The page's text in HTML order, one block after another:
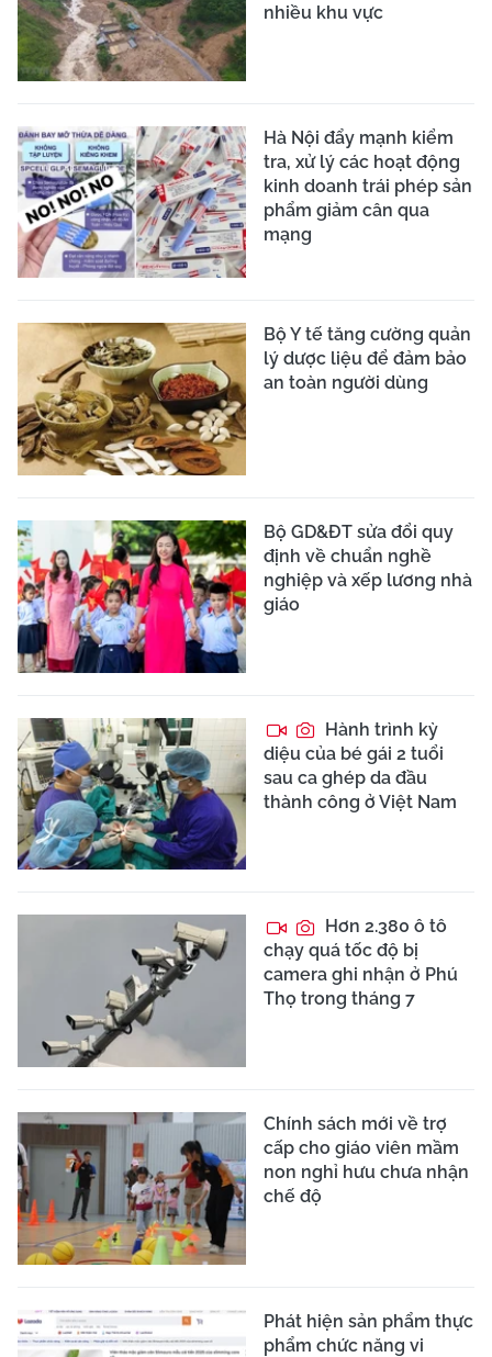
nhiều khu vực
Hà Nội đẩy mạnh kiểm
tra, xử lý các hoạt động
kinh doanh trái phép sản
phẩm giảm cân qua
mạng
Bộ Y tế tăng cường quản
lý dược liệu để đảm bảo
an toàn người dùng
Bộ GD&ĐT sửa đổi quy
định về chuẩn nghề
nghiệp và xếp lương nhà
giáo
Hành trình kỳ
diệu của bé gái 2 tuổi
sau ca ghép da đầu
thành công ở Việt Nam
Hơn 2.380 ô tô
chạy quá tốc độ bị
camera ghi nhận ở Phú
Thọ trong tháng 7
Chính sách mới về trợ
cấp cho giáo viên mầm
non nghỉ hưu chưa nhận
chế độ
Phát hiện sản phẩm thực
phẩm chức năng vi